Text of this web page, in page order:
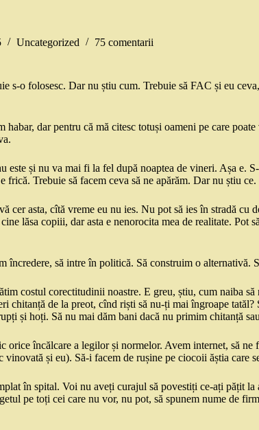
Uncategorized 75 comentarii
s-o folosesc. Dar nu știu cum. Trebuie să FAC și eu
habar, dar pentru că mă citesc totuși oameni pe care
este și nu va mai fi la fel după noaptea de vineri. Așa e.
Trebuie să facem ceva să ne apărăm. Dar nu știu ce.
cer asta, cîtă vreme eu nu ies. Nu pot să ies în stradă cu
lăsa copiii, dar asta e nenorocita mea de realitate. Pot
încredere, să intre în politică. Să construim o alternativă.
costul corectitudinii noastre. E greu, știu, cum naiba să
chitanță de la preot, cînd riști să nu-ți mai îngroape
și hoți. Să nu mai dăm bani dacă nu primim chitanță
orice încălcare a legilor și normelor. Avem internet, să
și eu). Să-i facem de rușine pe ciocoii ăștia care
în spital. Voi nu aveți curajul să povestiți ce-ați pățit
pe toți cei care nu vor, nu pot, să spunem nume de